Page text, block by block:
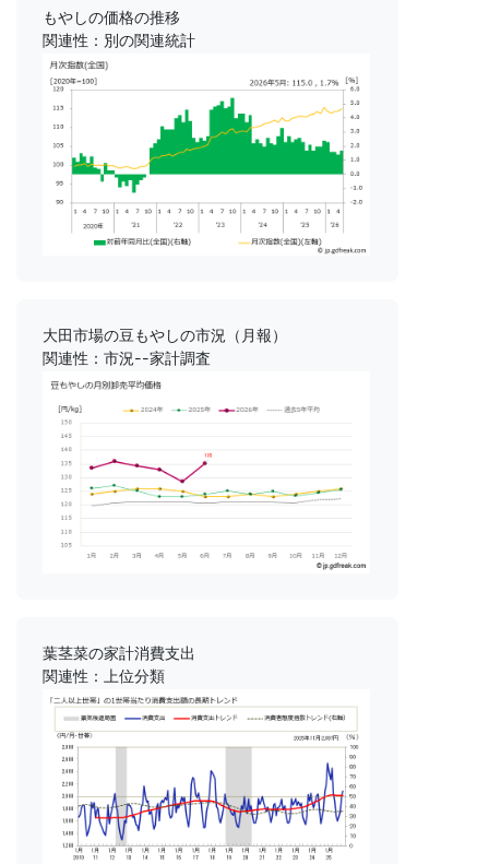
もやしの価格の推移
関連性：別の関連統計
大田市場の豆もやしの市況（月報）
関連性：市況--家計調査
葉茎菜の家計消費支出
関連性：上位分類